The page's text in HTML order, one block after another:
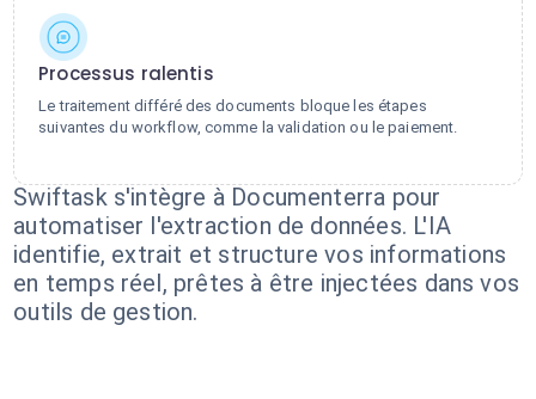
Processus ralentis
Le traitement différé des documents bloque les étapes
suivantes du workflow, comme la validation ou le paiement.
Swiftask s'intègre à Documenterra pour
automatiser l'extraction de données. L'IA
identifie, extrait et structure vos informations
en temps réel, prêtes à être injectées dans vos
outils de gestion.